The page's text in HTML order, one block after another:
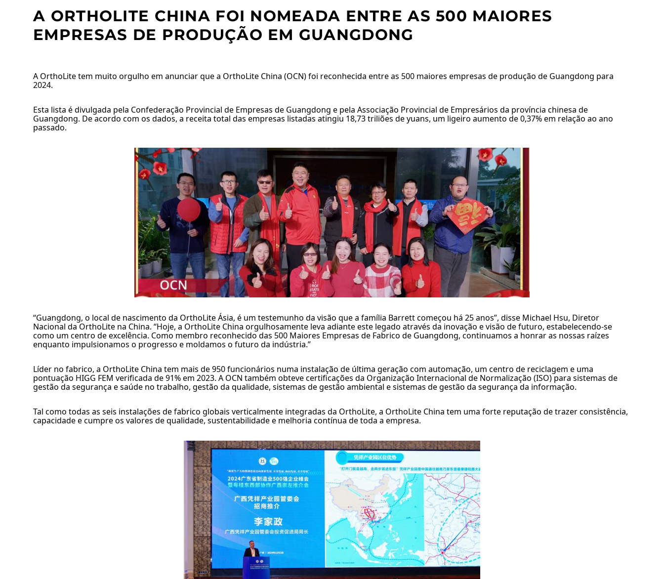
A ORTHOLITE CHINA FOI NOMEADA ENTRE AS 500 MAIORES
EMPRESAS DE PRODUÇÃO EM GUANGDONG
A OrthoLite tem muito orgulho em anunciar que a OrthoLite China (OCN) foi reconhecida entre as 500 maiores empresas de produção de Guangdong para
2024.
Esta lista é divulgada pela Confederação Provincial de Empresas de Guangdong e pela Associação Provincial de Empresários da província chinesa de
Guangdong. De acordo com os dados, a receita total das empresas listadas atingiu 18,73 triliões de yuans, um ligeiro aumento de 0,37% em relação ao ano
passado.
“Guangdong, o local de nascimento da OrthoLite Ásia, é um testemunho da visão que a família Barrett começou há 25 anos”, disse Michael Hsu, Diretor
Nacional da OrthoLite na China. “Hoje, a OrthoLite China orgulhosamente leva adiante este legado através da inovação e visão de futuro, estabelecendo-se
como um centro de excelência. Como membro reconhecido das 500 Maiores Empresas de Fabrico de Guangdong, continuamos a honrar as nossas raízes
enquanto impulsionamos o progresso e moldamos o futuro da indústria.”
Líder no fabrico, a OrthoLite China tem mais de 950 funcionários numa instalação de última geração com automação, um centro de reciclagem e uma
pontuação HIGG FEM verificada de 91% em 2023. A OCN também obteve certificações da Organização Internacional de Normalização (ISO) para sistemas de
gestão da segurança e saúde no trabalho, gestão da qualidade, sistemas de gestão ambiental e sistemas de gestão da segurança da informação.
Tal como todas as seis instalações de fabrico globais verticalmente integradas da OrthoLite, a OrthoLite China tem uma forte reputação de trazer consistência,
capacidade e cumpre os valores de qualidade, sustentabilidade e melhoria contínua de toda a empresa.